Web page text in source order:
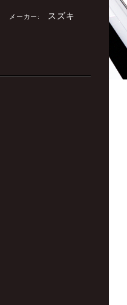
メーカー: スズキ